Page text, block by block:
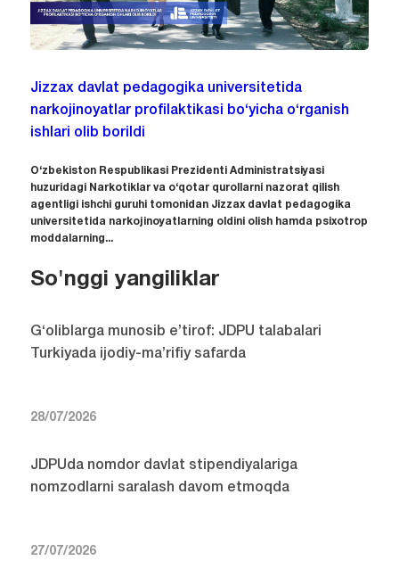
Jizzax davlat pedagogika universitetida
narkojinoyatlar profilaktikasi bo‘yicha o‘rganish
ishlari olib borildi
O‘zbekiston Respublikasi Prezidenti Administratsiyasi
huzuridagi Narkotiklar va o‘qotar qurollarni nazorat qilish
agentligi ishchi guruhi tomonidan Jizzax davlat pedagogika
universitetida narkojinoyatlarning oldini olish hamda psixotrop
moddalarning...
So'nggi yangiliklar
G‘oliblarga munosib e’tirof: JDPU talabalari
Turkiyada ijodiy-ma’rifiy safarda
28/07/2026
JDPUda nomdor davlat stipendiyalariga
nomzodlarni saralash davom etmoqda
27/07/2026